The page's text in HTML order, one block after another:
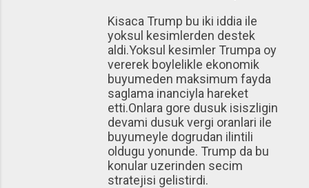
Kisaca Trump bu iki iddia ile
yoksul kesimlerden destek
aldi.Yoksul kesimler Trumpa oy
vererek boylelikle ekonomik
buyumeden maksimum fayda
saglama inanciyla hareket
etti.Onlara gore dusuk isiszligin
devami dusuk vergi oranlari ile
buyumeyle dogrudan ilintili
oldugu yonunde. Trump da bu
konular uzerinden secim
stratejisi gelistirdi.